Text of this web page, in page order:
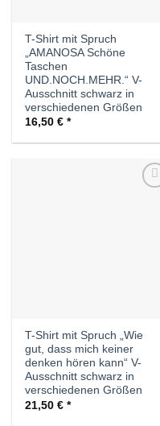
T-Shirt mit Spruch
„AMANOSA Schöne
Taschen
UND.NOCH.MEHR.“ V-
Ausschnitt schwarz in
verschiedenen Größen
16,50€
T-Shirt mit Spruch „Wie
gut, dass mich keiner
denken hören kann“ V-
Ausschnitt schwarz in
verschiedenen Größen
21,50€